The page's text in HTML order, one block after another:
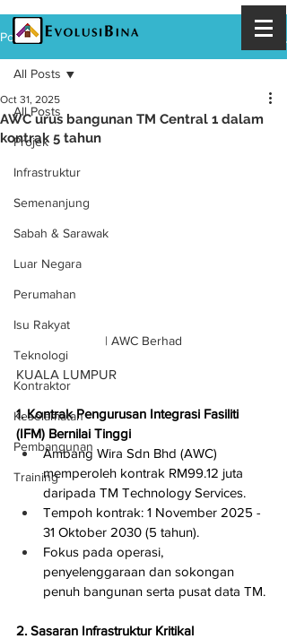
Post
All Posts
Projek
Infrastruktur
Semenanjung
Sabah & Sarawak
Luar Negara
Perumahan
Isu Rakyat
Teknologi
Kontraktor
Keselamatan
Pembangunan
Training
All Posts
AWC urus bangunan TM Central 1 dalam
kontrak 5 tahun
Oct 31, 2025
| AWC Berhad
KUALA LUMPUR
1. Kontrak Pengurusan Integrasi Fasiliti
(IFM) Bernilai Tinggi
Ambang Wira Sdn Bhd (AWC)
memperoleh kontrak RM99.12 juta
daripada TM Technology Services.
Tempoh kontrak: 1 November 2025 -
31 Oktober 2030 (5 tahun).
Fokus pada operasi,
penyelenggaraan dan sokongan
penuh bangunan serta pusat data TM.
2. Sasaran Infrastruktur Kritikal